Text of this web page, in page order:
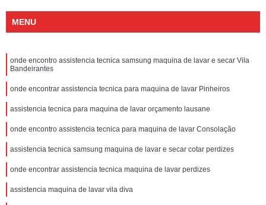
MENU
onde encontro assistencia tecnica samsung maquina de lavar e secar Vila
Bandeirantes
onde encontrar assistencia tecnica para maquina de lavar Pinheiros
assistencia tecnica para maquina de lavar orçamento lausane
onde encontro assistencia tecnica para maquina de lavar Consolação
assistencia tecnica samsung maquina de lavar e secar cotar perdizes
onde encontrar assistencia tecnica maquina de lavar perdizes
assistencia maquina de lavar vila diva